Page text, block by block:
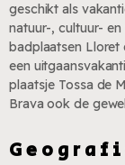
geschikt als
natuur-, cultuur-
badplaatsen Lloret
een
plaatsje Tossa de
Brava ook de